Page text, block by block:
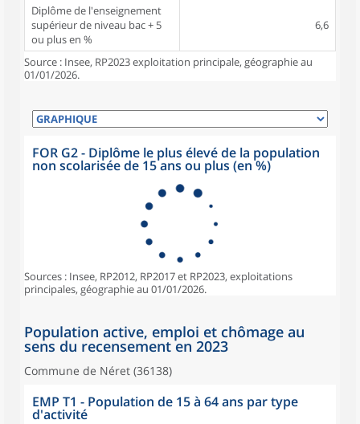
Diplôme de l'enseignement
supérieur de niveau bac + 5
ou plus en %
6,6
Source : Insee, RP2023 exploitation principale, géographie au
01/01/2026.
FOR G2 - Diplôme le plus élevé de la population
non scolarisée de 15 ans ou plus (en %)
Sources : Insee, RP2012, RP2017 et RP2023, exploitations
principales, géographie au 01/01/2026.
Population active, emploi et chômage au
sens du recensement en 2023
Commune de Néret (36138)
EMP T1 - Population de 15 à 64 ans par type
d'activité